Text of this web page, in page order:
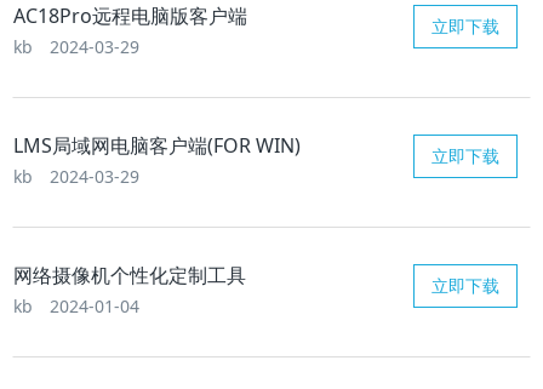
立即下载
AC18Pro远程电脑版客户端
kb 2024-03-29
立即下载
LMS局域网电脑客户端(FOR WIN)
kb 2024-03-29
立即下载
网络摄像机个性化定制工具
kb 2024-01-04